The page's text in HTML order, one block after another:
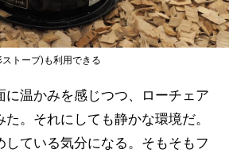
トーブ)も利用できる
に温かみを感じつつ、ローチェア
。それにしても静かな環境だ。
している気分になる。そもそもフ